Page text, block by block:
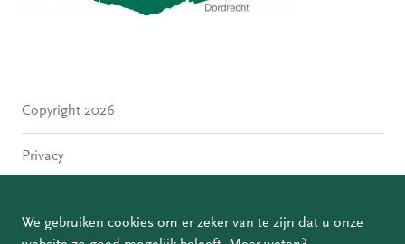
We gebruiken cookies om er zeker van te zijn dat u onze
Molenlanden
Papendrecht
Gorinchem
Copyright 2026
Privacy